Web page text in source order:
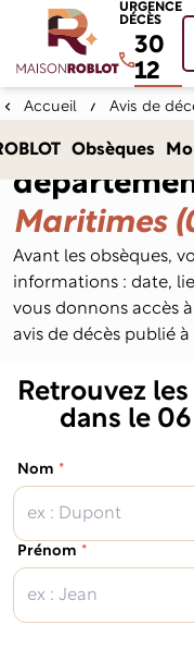
URGENCE
DÉCÈS
30
12
Obsèques
Accueil Avis de
Avis de
Maritimes
Avant les obsèques,
informations : date,
vous donnons accès
avis de décès publié
Retrouvez les
dans le
Nom *(obligatoire)
Prénom *(obligatoire)